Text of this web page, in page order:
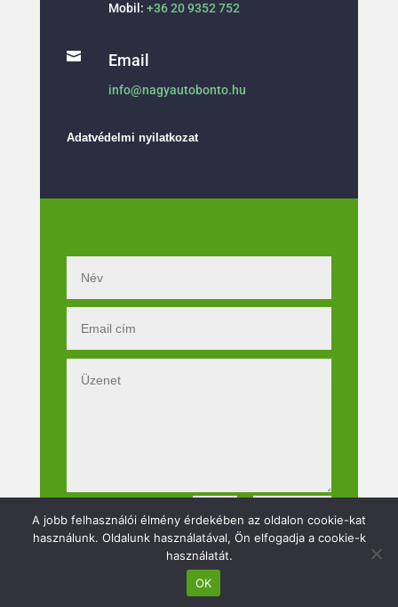
Mobil: +36 20 9352 752
 Email
info@nagyautobonto.hu
Adatvédelmi nyilatkozat
11 + 7= Küldés
A jobb felhasználói élmény érdekében az oldalon cookie-kat
használunk. Oldalunk használatával, Ön elfogadja a cookie-k
használatát.
OK